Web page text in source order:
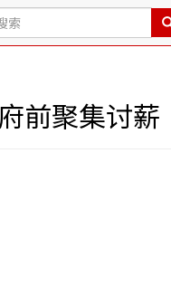
前聚集讨薪